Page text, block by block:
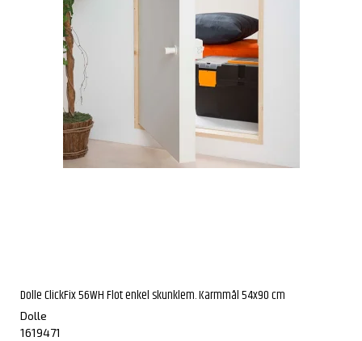
Dolle ClickFix 56WH Flot enkel skunklem. Karmmål 54x90 cm
Dolle
1619471